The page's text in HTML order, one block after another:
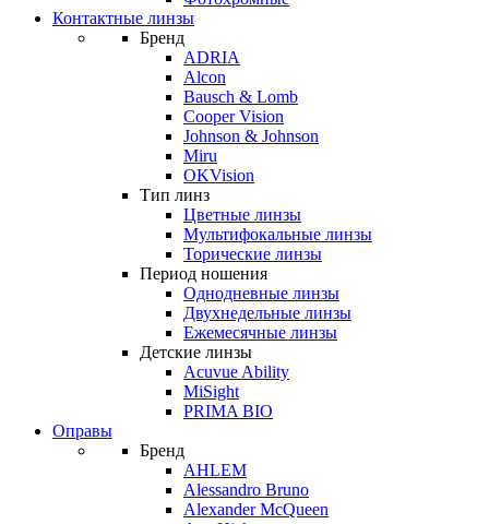
Контактные линзы
Бренд
ADRIA
Alcon
Bausch & Lomb
Cooper Vision
Johnson & Johnson
Miru
OKVision
Тип линз
Цветные линзы
Мультифокальные линзы
Торические линзы
Период ношения
Однодневные линзы
Двухнедельные линзы
Ежемесячные линзы
Детские линзы
Acuvue Ability
MiSight
PRIMA BIO
Оправы
Бренд
AHLEM
Alessandro Bruno
Alexander McQueen